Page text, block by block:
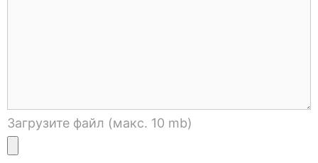
Загрузите файл (макс. 10 mb)